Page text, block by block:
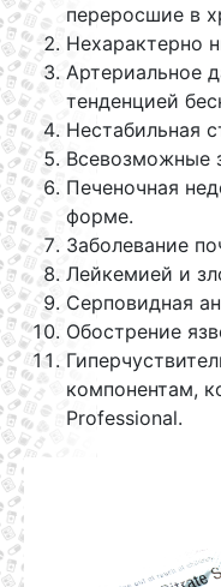
переросшие в
Нехарактерно
Артериальное
тенденцией
Нестабильная
Всевозможные
Печеночная
форме.
Заболевание
Лейкемией и
Серповидная
Обострение
компонентам,
Professional.